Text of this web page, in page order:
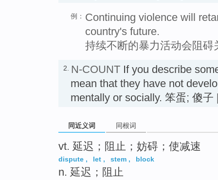
例： Continuing violence will
country's future.
持续不断的暴力活动会阻
2. N-COUNT If you describe
mean that they have not
mentally or socially. 笨蛋; 傻子
同近义词 同根词
vt. 延迟；阻止；妨碍；使减速
dispute , let , stem , block
n. 延迟；阻止